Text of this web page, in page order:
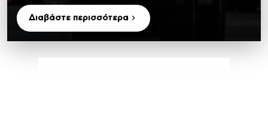
Διαβάστε περισσότερα